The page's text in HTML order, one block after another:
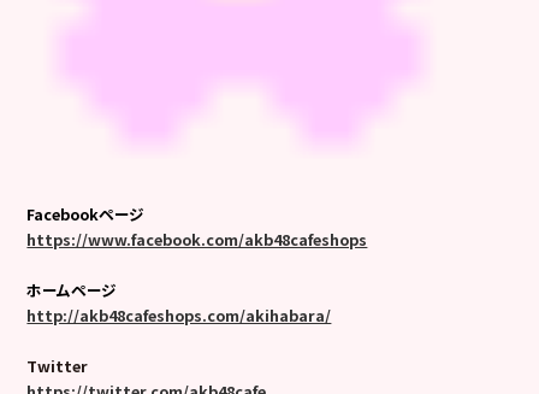
Facebookページ
https://www.facebook.com/akb48cafeshops
ホームページ
http://akb48cafeshops.com/akihabara/
Twitter